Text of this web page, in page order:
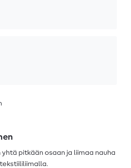
yhtä pitkään osaan ja liimaa nauha